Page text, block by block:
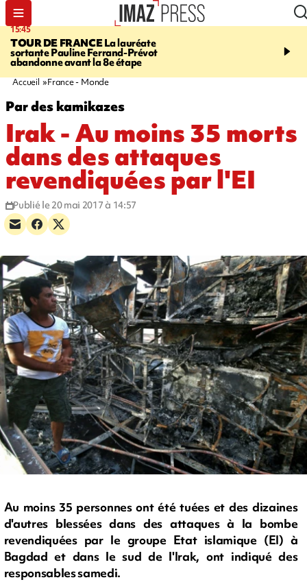
15:45
TOUR DE FRANCELa lauréate
sortante Pauline Ferrand-Prévot
abandonne avant la 8e étape
20:17
routière, concours de
Accueil France - Monde
Par des kamikazes
Irak - Au moins 35 morts
dans des attaques
revendiquées par l'EI
Publié le 20 mai 2017 à 14:57
Au moins 35 personnes ont été tuées et des dizaines
d'autres blessées dans des attaques à la bombe
revendiquées par le groupe Etat islamique (EI) à
Bagdad et dans le sud de l'Irak, ont indiqué des
responsables samedi.